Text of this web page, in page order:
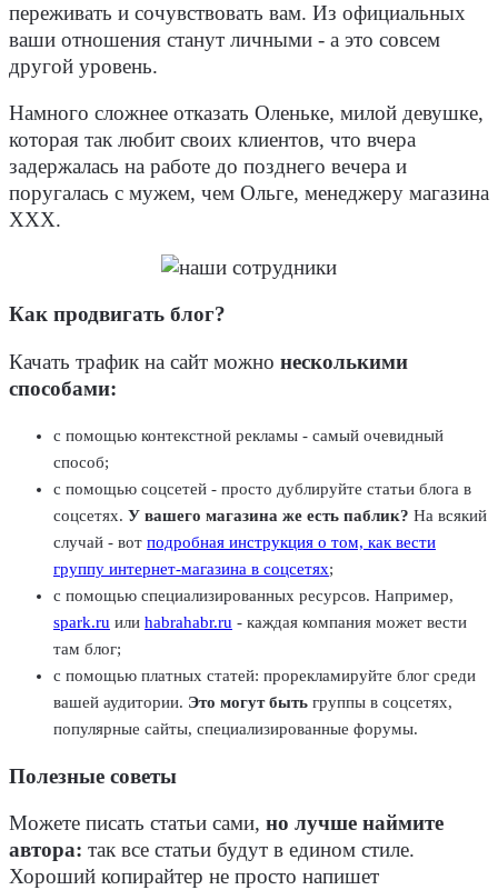
переживать и сочувствовать вам. Из официальных
ваши отношения станут личными - а это совсем
другой уровень.
Намного сложнее отказать Оленьке, милой девушке,
которая так любит своих клиентов, что вчера
задержалась на работе до позднего вечера и
поругалась с мужем, чем Ольге, менеджеру магазина
ХХХ.
Как продвигать блог?
Качать трафик на сайт можно несколькими
способами:
с помощью контекстной рекламы - самый очевидный
способ;
с помощью соцсетей - просто дублируйте статьи блога в
соцсетях. У вашего магазина же есть паблик? На всякий
случай - вот подробная инструкция о том, как вести
группу интернет-магазина в соцсетях;
с помощью специализированных ресурсов. Например,
spark.ru или habrahabr.ru - каждая компания может вести
там блог;
с помощью платных статей: прорекламируйте блог среди
вашей аудитории. Это могут быть группы в соцсетях,
популярные сайты, специализированные форумы.
Полезные советы
Можете писать статьи сами, но лучше наймите
автора: так все статьи будут в едином стиле.
Хороший копирайтер не просто напишет